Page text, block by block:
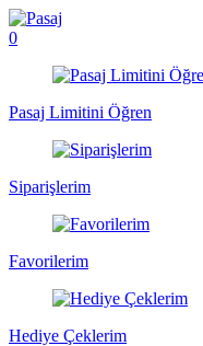
0
Pasaj Limitini Öğren
Siparişlerim
Favorilerim
Hediye Çeklerim